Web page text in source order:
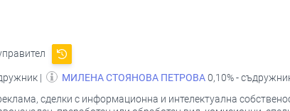
| МИЛЕНА СТОЯНОВА ПЕТРОВА0,10% -
сделки с информационна и интелектуална